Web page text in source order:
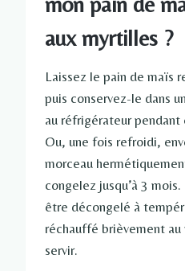
aux myrtilles ?
Laissez le pain de maïs
puis conservez-le dans
au réfrigérateur pendant
Ou, une fois refroidi,
morceau
congelez jusqu’à 3
être décongelé à
réchauffé brièvement
servir.